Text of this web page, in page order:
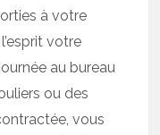
à votre
votre
au bureau
ou des
vous